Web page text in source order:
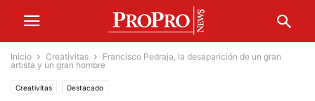
Inicio Creativitas
Francisco Pedraja, la desaparición de un gran
artista y un gran hombre
Creativitas Destacado